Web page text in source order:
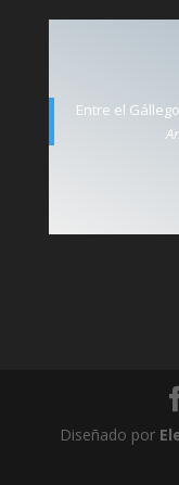
Entre el
Diseñado por